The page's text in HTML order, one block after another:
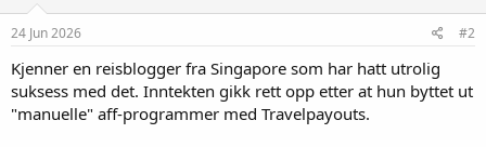
24 Jun 2026 #2
Kjenner en reisblogger fra Singapore som har hatt utrolig
suksess med det. Inntekten gikk rett opp etter at hun byttet ut
"manuelle" aff-programmer med Travelpayouts.